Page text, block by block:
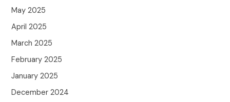
May 2025
April 2025
March 2025
February 2025
January 2025
December 2024